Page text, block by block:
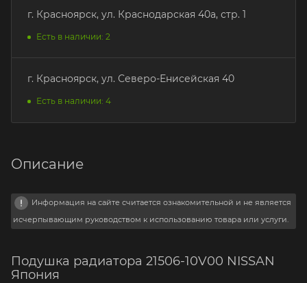
г. Красноярск, ул. Краснодарская 40а, стр. 1
Есть в наличии: 2
г. Красноярск, ул. Северо-Енисейская 40
Есть в наличии: 4
Описание
Информация на сайте считается ознакомительной и не является
исчерпывающим руководством к использованию товара или услуги.
Подушка радиатора 21506-10V00 NISSAN
Япония